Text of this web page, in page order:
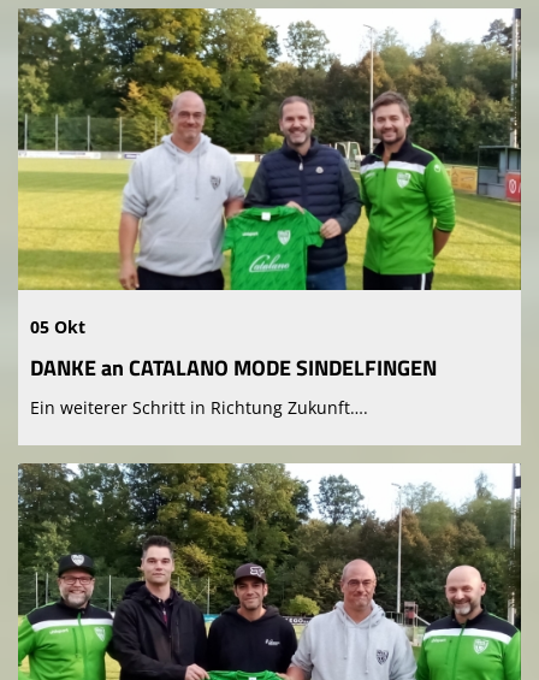
05 Okt
DANKE an CATALANO MODE SINDELFINGEN
Ein weiterer Schritt in Richtung Zukunft….